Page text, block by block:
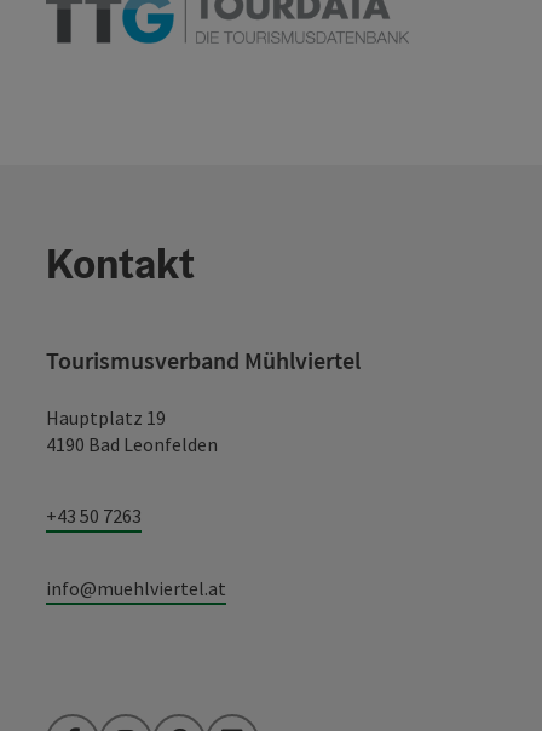
Kontakt
Tourismusverband Mühlviertel
Hauptplatz 19
4190 Bad Leonfelden
+43 50 7263
info@muehlviertel.at